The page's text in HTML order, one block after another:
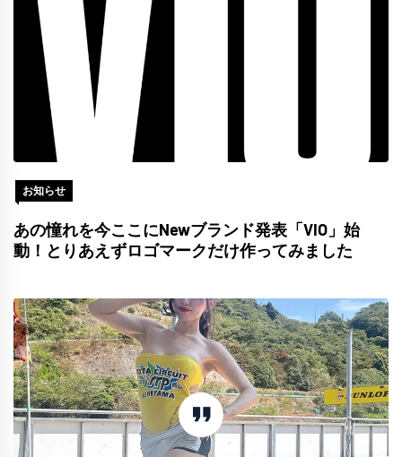
お知らせ
あの憧れを今ここにNewブランド発表「VIO」始
動！とりあえずロゴマークだけ作ってみました